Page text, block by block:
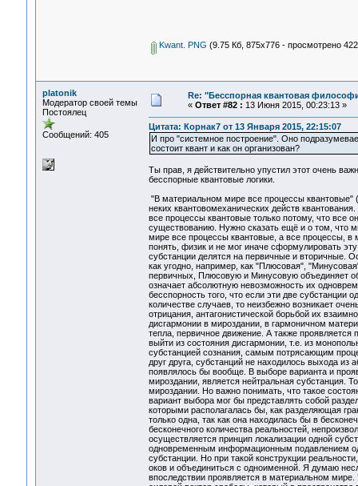
Kwant. PNG (9.75 Кб, 875x776 - просмотрено
platonik
Модератор своей темы
Постоялец
Сообщений: 405
Re: "Бесспорная квантовая
« Ответ #82 : 13 Июня 2015, 00:23:13 »
Цитата: Корнак7 от 13 Января 2015, 22:15:07
И про "системное построение". Оно
состоит квант и как он организован?
Ты прав, я действительно упустил этот очень
бесспорные квантовые логики.
"В материальном мире все процессы квантовые"
неких квантовомеханических действ
все процессы квантовые только потому, что все
существованию. Нужно сказать ещё и о том, что
мире все процессы квантовые, а все процессы,
понять, физик и не мог иначе сформулировать
субстанции делятся на первичные и вторичные.
как угодно, например, как "Плюсовая",
первичных, Плюсовую и Минусовую объединяет
означает абсолютную невозможность их
бесспорность того, что если эти две субстанции
количестве случаев, то неизбежно возникает
отрицания, антагонистической борьбой их
дисгармонии в мироздании, в гармоничном
тепла, первичное движение. А также
выйти из состояния дисгармонии, т.е. из
субстанцией сознания, самым потрясающим
друг друга, субстанций не находилось выхода из
появлялось бы вообще. В выборе варианта и
мироздании, является нейтральная субстанция.
мироздании. Но важно понимать, что такое
вариант выбора мог бы представлять собой
которыми располагалась бы, как разделяющая
только одна, так как она находилась бы в
бесконечного количества реальностей,
осуществляется принцип локализации одной
одновременным информационным подавлением
субстанции. Но при такой конструкции
оков и объединиться с одноименной. Я думаю
впоследствии проявляется в материальном мире.